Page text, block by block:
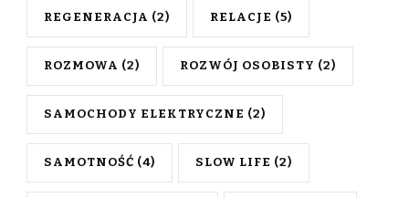
REGENERACJA (2) RELACJE (5)
ROZMOWA (2) ROZWÓJ OSOBISTY (2)
SAMOCHODY ELEKTRYCZNE (2)
SAMOTNOŚĆ (4) SLOW LIFE (2)